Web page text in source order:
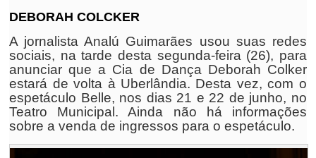
DEBORAH COLCKER
A jornalista Analú Guimarães usou suas redes
sociais, na tarde desta segunda-feira (26), para
anunciar que a Cia de Dança Deborah Colker
estará de volta à Uberlândia. Desta vez, com o
espetáculo Belle, nos dias 21 e 22 de junho, no
Teatro Municipal. Ainda não há informações
sobre a venda de ingressos para o espetáculo.